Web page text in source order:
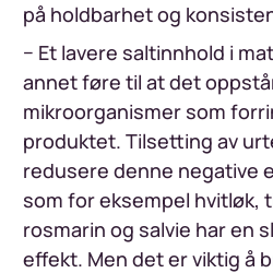
på holdbarhet og
− Et lavere saltinnhold i
annet føre til at det
mikroorganismer som
produktet. Tilsetting av
redusere denne negative
som for eksempel hvitløk,
rosmarin og salvie har en
effekt. Men det er viktig å